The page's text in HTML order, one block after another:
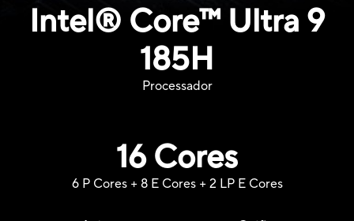
Intel® Core™ Ultra 9
185H
Processador
16 Cores
6 P Cores + 8 E Cores + 2 LP E Cores